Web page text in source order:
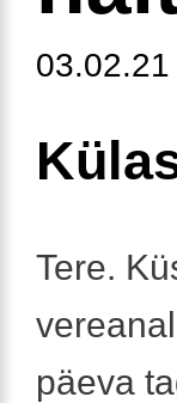
Tere.
päeva